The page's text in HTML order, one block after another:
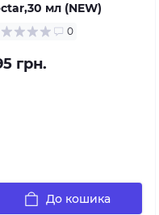
мл (NEW)
0
грн.
До кошика